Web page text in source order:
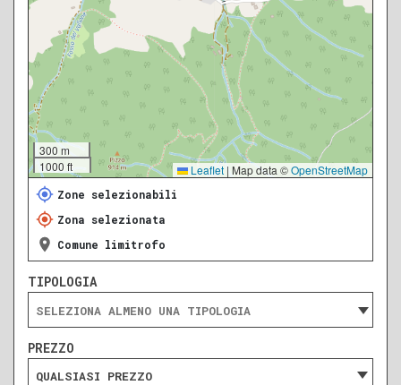
300 m
1000 ft
Leaflet | Map data ©OpenStreetMap
Zone selezionabili
Zona selezionata
Comune limitrofo
TIPOLOGIA
PREZZO
QUALSIASI PREZZO